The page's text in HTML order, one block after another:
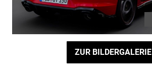
ZUR BILDERGALERIE